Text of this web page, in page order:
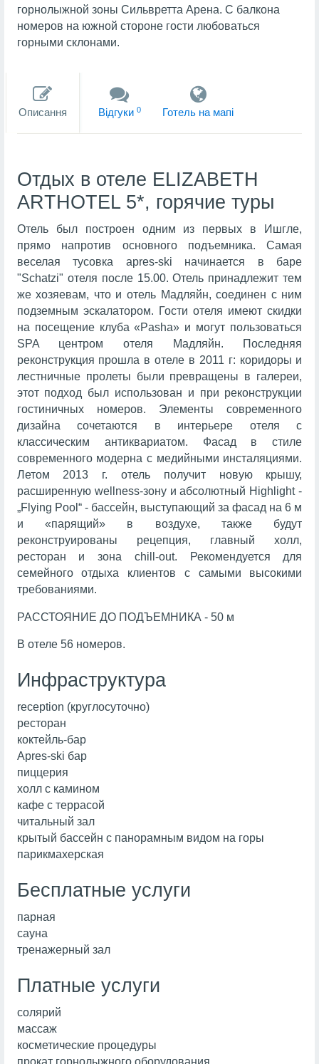
горнолыжной зоны Сильвретта Арена. С балкона
номеров на южной стороне гости любоваться
горными склонами.
Описання Вiдгуки 0 Готель на мапi
Отдых в отеле ELIZABETH
ARTHOTEL 5*, горячие туры
Отель был построен одним из первых в Ишгле,
прямо напротив основного подъемника. Самая
веселая тусовка apres-ski начинается в баре
"Schatzi" отеля после 15.00. Отель принадлежит тем
же хозяевам, что и отель Мадляйн, соединен с ним
подземным эскалатором. Гости отеля имеют скидки
на посещение клуба «Pasha» и могут пользоваться
SPA центром отеля Мадляйн. Последняя
реконструкция прошла в отеле в 2011 г: коридоры и
лестничные пролеты были превращены в галереи,
этот подход был использован и при реконструкции
гостиничных номеров. Элементы современного
дизайна сочетаются в интерьере отеля с
классическим антиквариатом. Фасад в стиле
современного модерна с медийными инсталяциями.
Летом 2013 г. отель получит новую крышу,
расширенную wellness-зону и абсолютный Highlight -
„Flying Pool“ - бассейн, выступающий за фасад на 6 м
и «парящий» в воздухе, также будут
реконструированы рецепция, главный холл,
ресторан и зона chill-out. Рекомендуется для
семейного отдыха клиентов с самыми высокими
требованиями.
РАССТОЯНИЕ ДО ПОДЪЕМНИКА - 50 м
В отеле 56 номеров.
Инфраструктура
reception (круглосуточно)
ресторан
коктейль-бар
Apres-ski бар
пиццерия
холл с камином
кафе с террасой
читальный зал
крытый бассейн с панорамным видом на горы
парикмахерская
Бесплатные услуги
парная
сауна
тренажерный зал
Платные услуги
солярий
массаж
косметические процедуры